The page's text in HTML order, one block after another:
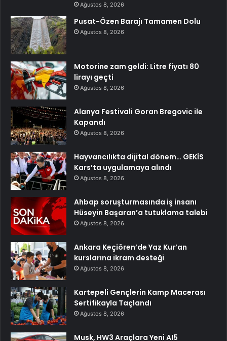
Ağustos 8, 2026
Pusat-Özen Barajı Tamamen Dolu
Ağustos 8, 2026
Motorine zam geldi: Litre fiyatı 80
lirayı geçti
Ağustos 8, 2026
Alanya Festivali Goran Bregovic ile
Kapandı
Ağustos 8, 2026
Hayvancılıkta dijital dönem… GEKİS
Kars’ta uygulamaya alındı
Ağustos 8, 2026
Ahbap soruşturmasında iş insanı
Hüseyin Başaran’a tutuklama talebi
Ağustos 8, 2026
Ankara Keçiören’de Yaz Kur’an
kurslarına ikram desteği
Ağustos 8, 2026
Kartepeli Gençlerin Kamp Macerası
Sertifikayla Taçlandı
Ağustos 8, 2026
Musk, HW3 Araçlara Yeni AI5